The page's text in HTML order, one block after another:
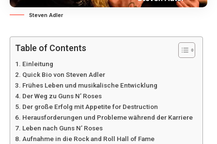
Steven Adler
Table of Contents
Einleitung
Quick Bio von Steven Adler
Frühes Leben und musikalische Entwicklung
Der Weg zu Guns N’ Roses
Der große Erfolg mit Appetite for Destruction
Herausforderungen und Probleme während der Karriere
Leben nach Guns N’ Roses
Aufnahme in die Rock and Roll Hall of Fame